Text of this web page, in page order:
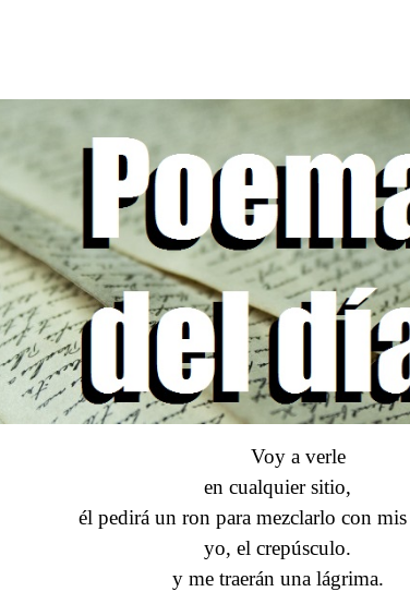
Voy a verle
en cualquier sitio,
él pedirá un ron para mezclarlo con
yo, el crepúsculo.
y me traerán una lágrima.